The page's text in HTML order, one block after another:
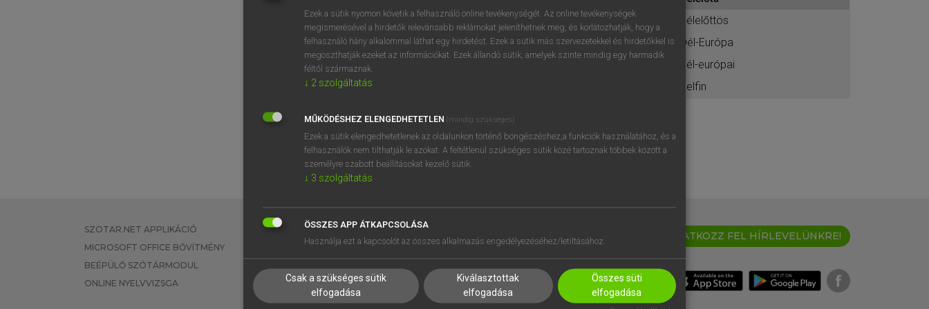
BELÉPÉS
próbaverziójának elindításához
regisztrálok ésbelépek.
REGISZTRÁCIÓ
délelőttös
Dél-Európa
dél-európai
delfin
SZOTAR.NET APPLIKÁCIÓ
MICROSOFT OFFICE BŐVÍTMÉNY
BEÉPÜLŐ SZÓTÁRMODUL
ONLINE NYELVVIZSGA
EGYÉNI FELHASZNÁLÓKNAK
TANULÓKNAK
VÁLLALATI MEGOLDÁSOK
SÚGÓ
RÓLUNK
SÜTI BEÁLLÍTÁSOK
IRATKOZZ FEL HÍRLEVELÜNKRE!
Ezek a sütik nyomon követik a felhasználó online tevékenységét. Az online tevékenységek
megismerésével a hirdetők relevánsabb reklámokat jeleníthetnek meg, és korlátozhatják, hogy a
felhasználó hány alkalommal láthat egy hirdetést. Ezek a sütik más szervezetekkel és hirdetőkkel is
megoszthatják ezeket az információkat. Ezek állandó sütik, amelyek szinte mindig egy harmadik
féltől származnak.
↓ 2 szolgáltatás
MŰKÖDÉSHEZ ELENGEDHETETLEN (mindig szükséges)
Ezek a sütik elengedhetetlenek az oldalunkon történő böngészéshez,a funkciók használatához, és a
felhasználók nem tilthatják le azokat. A feltétlenül szükséges sütik közé tartoznak többek között a
személyre szabott beállításokat kezelő sütik.
↓ 3 szolgáltatás
ÖSSZES APP ÁTKAPCSOLÁSA
Használja ezt a kapcsolót az összes alkalmazás engedélyezéséhez/letiltásához.
Csak a szükséges sütik
elfogadása
Kiválasztottak
elfogadása
Összes süti
elfogadása